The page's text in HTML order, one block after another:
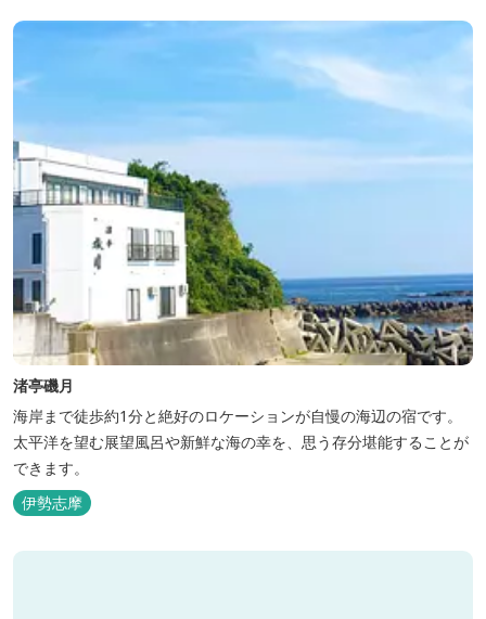
渚亭磯月
海岸まで徒歩約1分と絶好のロケーションが自慢の海辺の宿です。
太平洋を望む展望風呂や新鮮な海の幸を、思う存分堪能することが
できます。
伊勢志摩